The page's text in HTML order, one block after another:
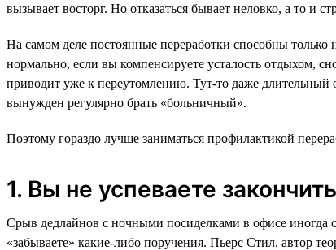
вызывает восторг. Но отказаться бывает неловко, а то и
На самом деле постоянные переработки способны
нормально, если вы компенсируете усталость отдыхом,
приводит уже к переутомлению. Тут-то даже длительный
вынужден регулярно брать «больничный».
Поэтому гораздо лучше заниматься профилактикой
1. Вы не успеваете
Срыв дедлайнов с ночными посиделками в офисе иногда
«забываете» какие-либо поручения. Пьерс Стил, автор